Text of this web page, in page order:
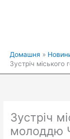
Домашня
Зустріч
Зустріч
молоддю